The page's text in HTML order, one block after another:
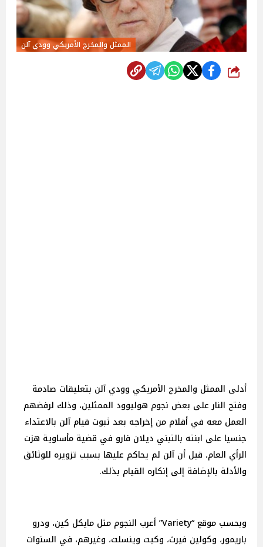
الممثل والمخرج الأمريكي وودي آلن
شارك
أدلى الممثل والمخرج الأمريكي وودي آلن بتعليقات صادمة
وفتح النار على بعض نجوم هوليوود الممثلين، وذلك لرفضهم
العمل معه في أفلام من إخراجه بعد ثبوت قيام آلن بالاعتداء
جنسيا على ابنته بالتبني ديلان فارو في قضية مأساوية هزت
الرأي العام، قيل أن آلن لم يحاكم عليها بسبب تزويره للوثائق
والأدلة بالإضافة إلى إنكاره القيام بذلك.
وبحسب موقع “Variety” أعرب النجوم مثل مايكل كين، ودرو
باريمور، وكولين فيرث، وكيت وينسلت، وغيرهم، في السنوات